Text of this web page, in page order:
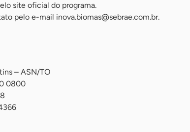
site oficial do programa.
pelo e-mail inova.biomas@sebrae.com.br.
– ASN/TO
0800